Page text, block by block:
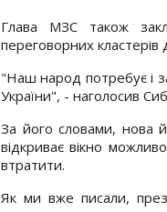
Глава МЗС також
переговорних кластерів
"Наш народ потребує і
України", - наголосив
За його словами, нова
відкриває вікно
втратити.
Як ми вже писали,